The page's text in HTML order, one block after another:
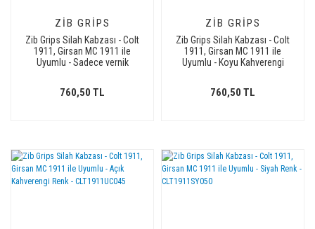
ZIB GRIPS
Zib Grips Silah Kabzası - Colt
1911, Girsan MC 1911 ile
Uyumlu - Sadece vernik
760,50 TL
ZIB GRIPS
Zib Grips Silah Kabzası - Colt
1911, Girsan MC 1911 ile
Uyumlu - Koyu Kahverengi
760,50 TL